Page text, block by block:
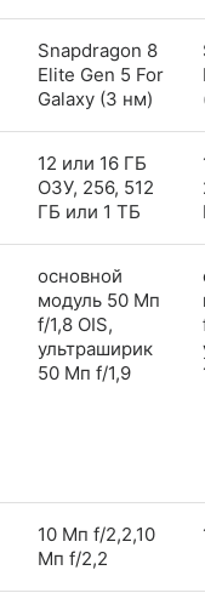
Snapdragon 8
Elite Gen 5 For
Galaxy (3 нм)
12 или 16 ГБ
ОЗУ, 256, 512
ГБ или 1 ТБ
основной
модуль 50 Мп
f/1,8 OIS,
ультраширик
50 Мп f/1,9
10 Мп f/2,2,10
Мп f/2,2